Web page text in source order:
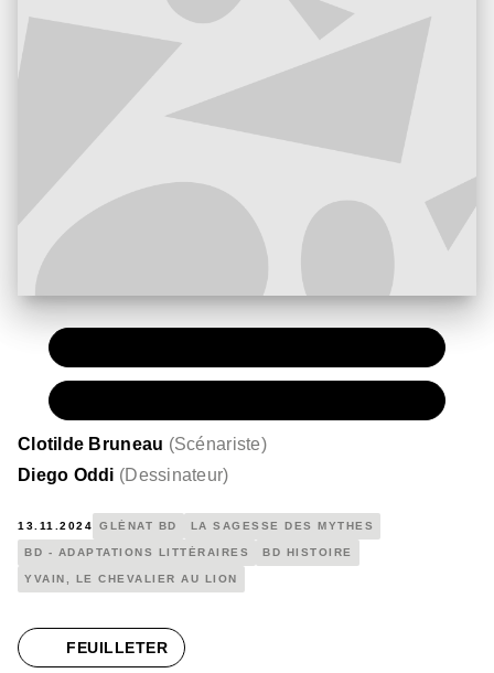
Clotilde Bruneau (Scénariste)
Diego Oddi (Dessinateur)
13.11.2024 GLÉNAT BD LA SAGESSE DES MYTHES
BD - ADAPTATIONS LITTÉRAIRES BD HISTOIRE
YVAIN, LE CHEVALIER AU LION
FEUILLETER